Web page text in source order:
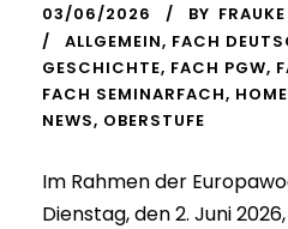
03/06/2026 BY
ALLGEMEIN, FACH
GESCHICHTE, FACH PGW,
FACH SEMINARFACH,
NEWS, OBERSTUFE
Im Rahmen der
Dienstag, den 2. Juni